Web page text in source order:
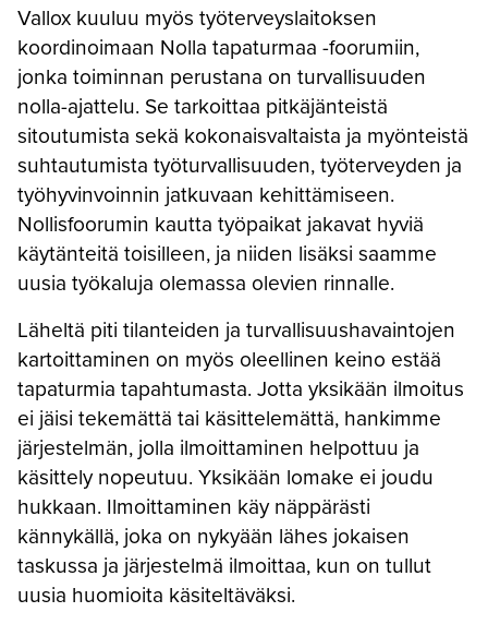
Vallox kuuluu myös työterveyslaitoksen
koordinoimaan Nolla tapaturmaa -foorumiin,
jonka toiminnan perustana on turvallisuuden
nolla-ajattelu. Se tarkoittaa pitkäjänteistä
sitoutumista sekä kokonaisvaltaista ja myönteistä
suhtautumista työturvallisuuden, työterveyden ja
työhyvinvoinnin jatkuvaan kehittämiseen.
Nollisfoorumin kautta työpaikat jakavat hyviä
käytänteitä toisilleen, ja niiden lisäksi saamme
uusia työkaluja olemassa olevien rinnalle.
Läheltä piti tilanteiden ja turvallisuushavaintojen
kartoittaminen on myös oleellinen keino estää
tapaturmia tapahtumasta. Jotta yksikään ilmoitus
ei jäisi tekemättä tai käsittelemättä, hankimme
järjestelmän, jolla ilmoittaminen helpottuu ja
käsittely nopeutuu. Yksikään lomake ei joudu
hukkaan. Ilmoittaminen käy näppärästi
kännykällä, joka on nykyään lähes jokaisen
taskussa ja järjestelmä ilmoittaa, kun on tullut
uusia huomioita käsiteltäväksi.